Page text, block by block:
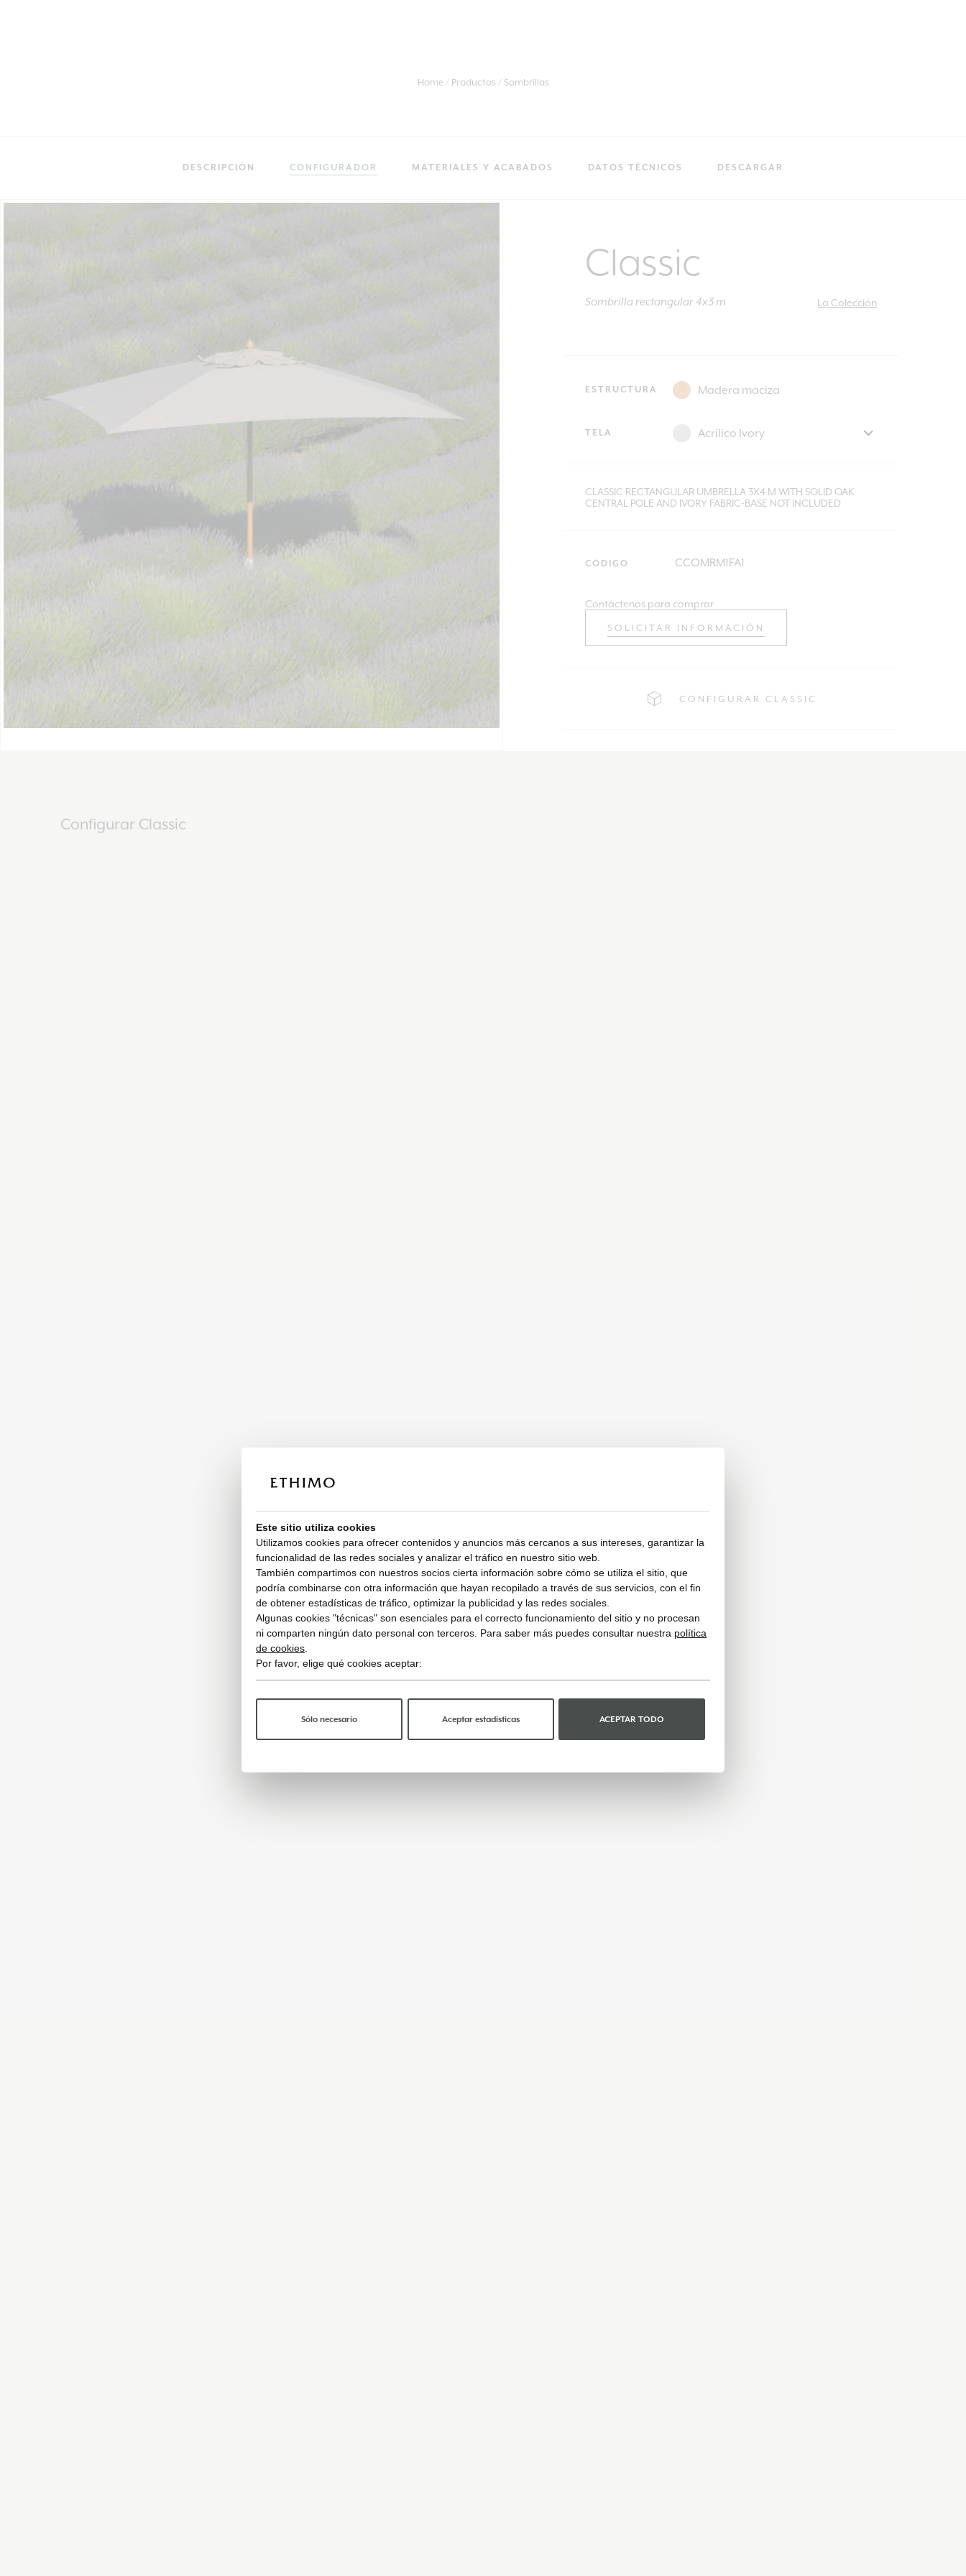
Home Productos Sombrillas
DESCRIPCIÓN CONFIGURADOR MATERIALES Y ACABADOS DATOS TÉCNICOS DESCARGAR
Classic
Sombrilla rectangular 4x3 m La Colección
ESTRUCTURA
TELA
CLASSIC RECTANGULAR UMBRELLA 3X4 M WITH SOLID OAK
CENTRAL POLE AND IVORY FABRIC-BASE NOT INCLUDED
CÓDIGO CCOMRM1FA1
Contáctenos para comprar
SOLICITAR INFORMACIÓN
CONFIGURAR CLASSIC
Configurar Classic
Este sitio utiliza cookies
Utilizamos cookies para ofrecer contenidos y anuncios más cercanos a sus intereses, garantizar la
funcionalidad de las redes sociales y analizar el tráfico en nuestro sitio web.
También compartimos con nuestros socios cierta información sobre cómo se utiliza el sitio, que
podría combinarse con otra información que hayan recopilado a través de sus servicios, con el fin
de obtener estadísticas de tráfico, optimizar la publicidad y las redes sociales.
Algunas cookies "técnicas" son esenciales para el correcto funcionamiento del sitio y no procesan
ni comparten ningún dato personal con terceros. Para saber más puedes consultar nuestra política
de cookies.
Por favor, elige qué cookies aceptar:
Sólo necesario Aceptar estadísticas ACEPTAR TODO